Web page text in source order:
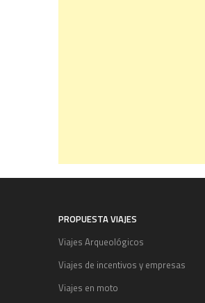
PROPUESTA VIAJES
Viajes Arqueológicos
Viajes de incentivos y empresas
Viajes en moto